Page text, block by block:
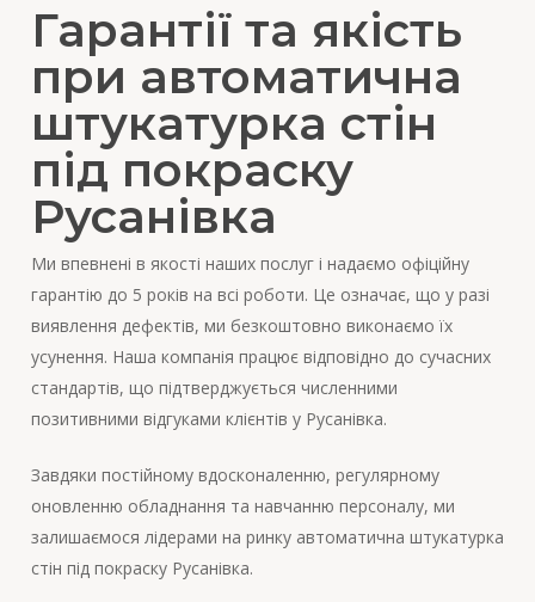
Гарантії та якість
при автоматична
штукатурка стін
під покраску
Русанівка
Ми впевнені в якості наших послуг і надаємо офіційну
гарантію до 5 років на всі роботи. Це означає, що у разі
виявлення дефектів, ми безкоштовно виконаємо їх
усунення. Наша компанія працює відповідно до сучасних
стандартів, що підтверджується численними
позитивними відгуками клієнтів у Русанівка.
Завдяки постійному вдосконаленню, регулярному
оновленню обладнання та навчанню персоналу, ми
залишаємося лідерами на ринку автоматична штукатурка
стін під покраску Русанівка.